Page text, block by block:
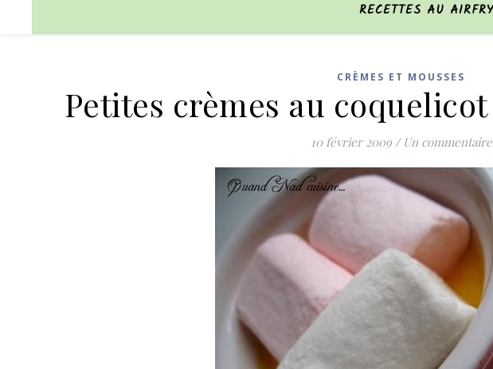
RECETTES AU
CRÈMES ET MOUSSES
Petites crèmes au
10 février 2009 / Un commentaire